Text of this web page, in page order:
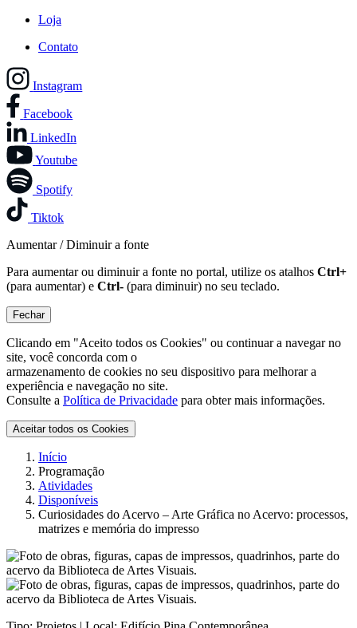
Loja
Contato
Instagram
Facebook
LinkedIn
Youtube
Spotify
Tiktok
Aumentar / Diminuir a fonte
Para aumentar ou diminuir a fonte no portal, utilize os atalhos Ctrl+
(para aumentar) e Ctrl- (para diminuir) no seu teclado.
Fechar
Clicando em "Aceito todos os Cookies" ou continuar a navegar no
site, você concorda com o
armazenamento de cookies no seu dispositivo para melhorar a
experiência e navegação no site.
Consulte a Política de Privacidade para obter mais informações.
Aceitar todos os Cookies
Início
Programação
Atividades
Disponíveis
Curiosidades do Acervo – Arte Gráfica no Acervo: processos,
matrizes e memória do impresso